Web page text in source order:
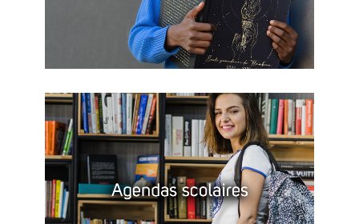
Grâce à notre plateforme
de design graphique, nos
solutions flexibles et notre
gamme, les albums
Laurentien deviennent des
souvenirs uniques qui
reflètent votre école.
Découvrez nos albums